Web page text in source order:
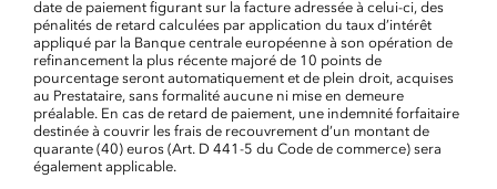
date de paiement figurant sur la facture adressée à celui-ci, des
pénalités de retard calculées par application du taux d’intérêt
appliqué par la Banque centrale européenne à son opération de
refinancement la plus récente majoré de 10 points de
pourcentage seront automatiquement et de plein droit, acquises
au Prestataire, sans formalité aucune ni mise en demeure
préalable. En cas de retard de paiement, une indemnité forfaitaire
destinée à couvrir les frais de recouvrement d’un montant de
quarante (40) euros (Art. D 441-5 du Code de commerce) sera
également applicable.